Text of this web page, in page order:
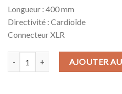
Longueur : 400 mm
Directivité : Cardioïde
Connecteur XLR
quantité de SHM204XDAJOUTER